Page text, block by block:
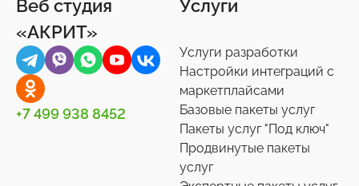
Веб студия
«АКРИТ»
+7 499 938 8452
Услуги
Услуги разработки
Настройки интеграций с
маркетплайсами
Базовые пакеты услуг
Пакеты услуг "Под ключ"
Продвинутые пакеты
услуг